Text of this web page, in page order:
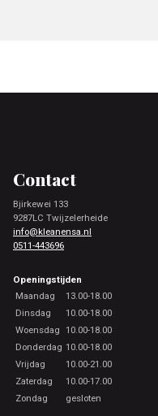
Contact
Bjirkewei 133
9287LC Twijzelerheide
info@kleanensa.nl
0511-443696
Openingstijden
Maandag
13.00-18.00
Dinsdag
10.00-18.00
Woensdag 10.00-18.00
Donderdag 10.00-18.00
Vrijdag
10.00-21.00
Zaterdag
10.00-17.00
Zondag
gesloten